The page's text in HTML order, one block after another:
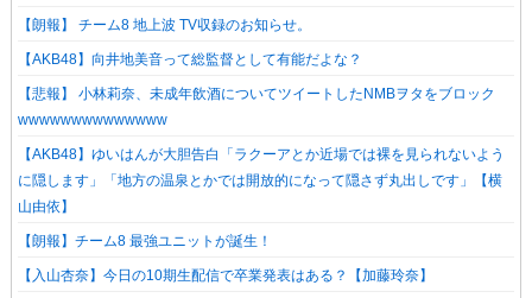
【朗報】 チーム8 地上波 TV収録のお知らせ。
【AKB48】向井地美音って総監督として有能だよな？
【悲報】 小林莉奈、未成年飲酒についてツイートしたNMBヲタをブロック
wwwwwwwwwwwwww
【AKB48】ゆいはんが大胆告白「ラクーアとか近場では裸を見られないよう
に隠します」「地方の温泉とかでは開放的になって隠さず丸出しです」【横
山由依】
【朗報】チーム8 最強ユニットが誕生！
【入山杏奈】今日の10期生配信で卒業発表はある？【加藤玲奈】